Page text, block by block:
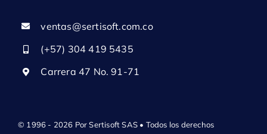
ventas@sertisoft.com.co
(+57) 304 419 5435
Carrera 47 No. 91-71
© 1996 - 2026 Por Sertisoft SAS • Todos los derechos